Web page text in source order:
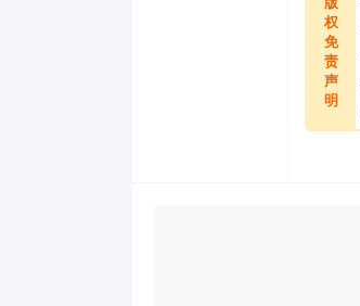
权
免
责
声
明